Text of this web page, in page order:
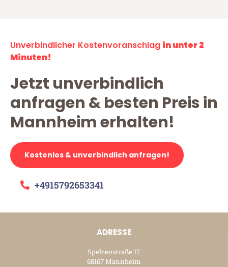
Unverbindlicher Kostenvoranschlag in unter 2
Minuten!
Jetzt unverbindlich
anfragen & besten Preis in
Mannheim erhalten!
Kostenlos & unverbindlich anfragen!
+4915792653341
ADRESSE
Spelzenstraße 17
68167 Mannheim